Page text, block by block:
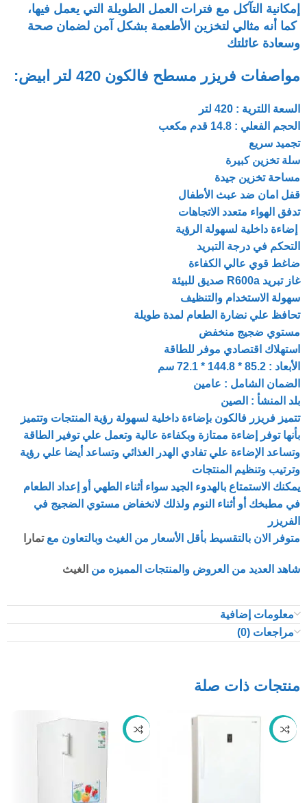
إمكانية التآكل مع فترات العمل الطويلة التي يعمل فيها،
كما أنه مثالي لتخزين الأطعمة بشكل آمن لضمان صحة
وسعادة عائلتك
مواصفات فريزر مسطح فالكون 420 لتر ابيض:
السعة اللترية : 420 لتر
الحجم الفعلي : 14.8 قدم مكعب
تجميد سريع
سلة تخزين كبيرة
مساحة تخزين جيدة
قفل امان ضد عبث الأطفال
تدفق الهواء متعدد الاتجاهات
إضاءة داخلية لسهولة الرؤية
التحكم في درجة التبريد
ضاغط قوي عالي الكفاءة
غاز تبريد R600a صديق للبيئة
سهولة الاستخدام والتنظيف
تحافظ علي نضارة الطعام لمدة طويلة
مستوي ضجيج منخفض
استهلاك اقتصادي موفر للطاقة
الأبعاد : 85.2 * 144.8 * 72.1 سم
الضمان الشامل : عامين
بلد المنشأ : الصين
تتميز فريزر فالكون بإضاءة داخلية لسهولة رؤية المنتجات وتتميز
بأنها توفر إضاءة ممتازة وبكفاءة عالية وتعمل علي توفير الطاقة
وتساعد الإضاءة علي تفادي الهدر الغذائي وتساعد أيضا علي رؤية
وترتيب وتنظيم المنتجات
يمكنك الاستمتاع بالهدوء الجيد سواء أثناء الطهي أو إعداد الطعام
في مطبخك أو أثناء النوم ولذلك لانخفاض مستوي الضجيج في
الفريزر
متوفر الان بالتقسيط بأقل الأسعار من الغيث وبالتعاون معتمارا
شاهد العديد من العروض والمنتجات المميزه من الغيث
معلومات إضافية
مراجعات (0)
منتجات ذات صلة
-16%
-29%